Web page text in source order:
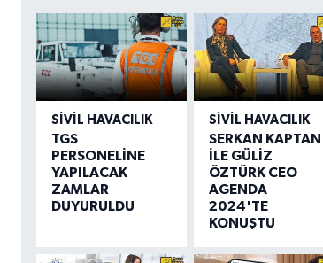
SIVIL HAVACILIK
TGS
PERSONELİNE
YAPILACAK
ZAMLAR
DUYURULDU
SIVIL HAVACILIK
SERKAN KAPTAN
İLE GÜLİZ
ÖZTÜRK CEO
AGENDA
2024'TE
KONUŞTU